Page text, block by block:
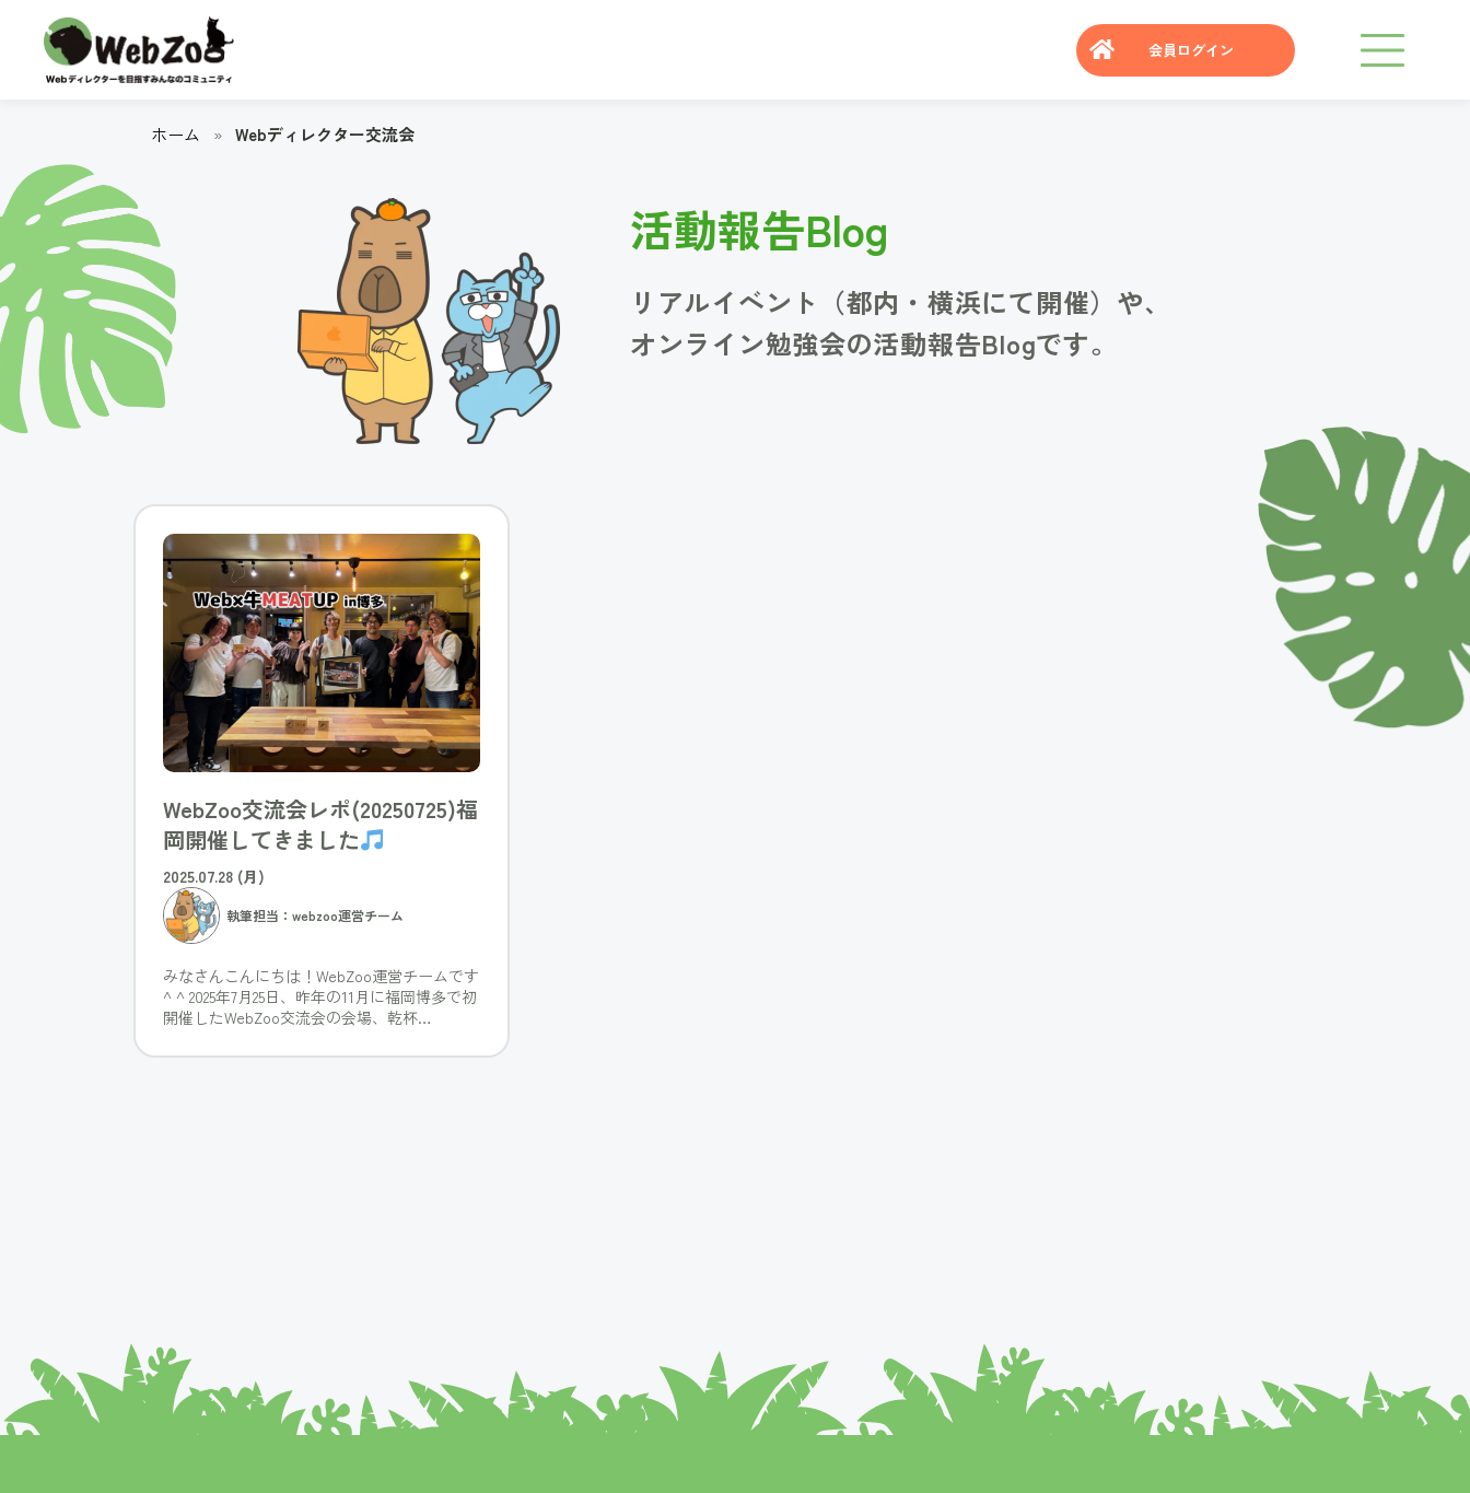
会員ログイン
ホーム » Webディレクター交流会
活動報告Blog
リアルイベント（都内・横浜にて開催）や、
オンライン勉強会の活動報告Blogです。
WebZoo交流会レポ(20250725)福
岡開催してきました
2025.07.28 (月)
執筆担当：webzoo運営チーム
みなさんこんにちは！WebZoo運営チームです
^ ^ 2025年7月25日、昨年の11月に福岡博多で初
開催したWebZoo交流会の会場、乾杯